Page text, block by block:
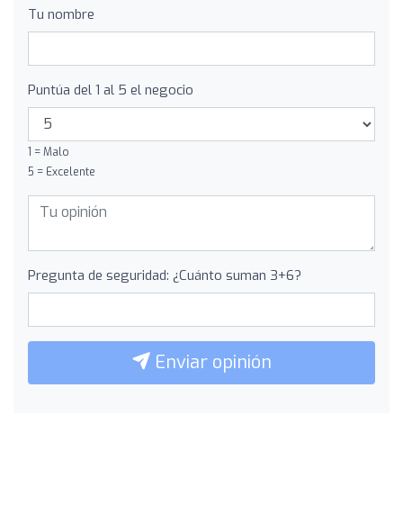
Tu nombre
Puntúa del 1 al 5 el negocio
1 = Malo
5 = Excelente
Pregunta de seguridad: ¿Cuánto suman 3+6?
Enviar opinión